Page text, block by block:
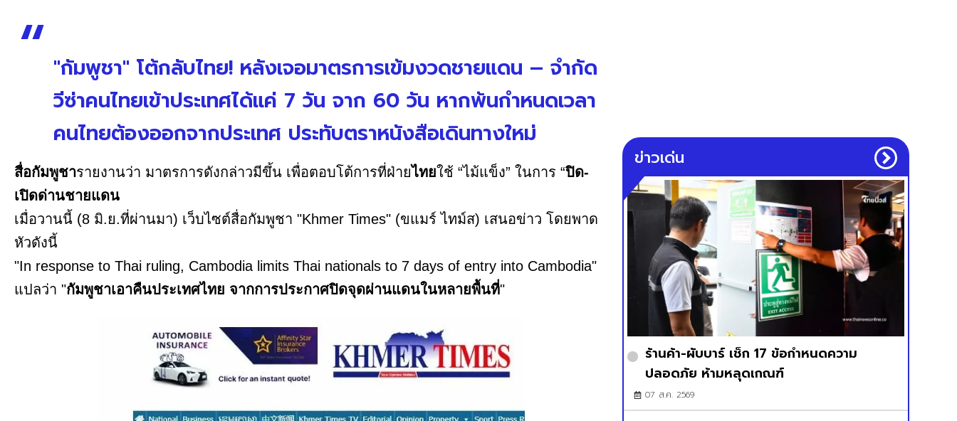
"กัมพูชา" โต้กลับไทย! หลังเจอมาตรการเข้มงวดชายแดน – จำกัด
วีซ่าคนไทยเข้าประเทศได้แค่ 7 วัน จาก 60 วัน หากพ้นกำหนดเวลา
คนไทยต้องออกจากประเทศ ประทับตราหนังสือเดินทางใหม่
สื่อกัมพูชารายงานว่า มาตรการดังกล่าวมีขึ้น เพื่อตอบโต้การที่ฝ่ายไทยใช้ “ไม้แข็ง” ในการ “ปิด-
เปิดด่านชายแดน
เมื่อวานนี้ (8 มิ.ย.ที่ผ่านมา) เว็บไซต์สื่อกัมพูชา "Khmer Times" (ขแมร์ ไทม์ส) เสนอข่าว โดยพาด
หัวดังนี้
"In response to Thai ruling, Cambodia limits Thai nationals to 7 days of entry into Cambodia"
แปลว่า "กัมพูชาเอาคืนประเทศไทย จากการประกาศปิดจุดผ่านแดนในหลายพื้นที่"
ข่าวเด่น
ร้านค้า-ผับบาร์ เช็ก 17 ข้อกำหนดความ
ปลอดภัย ห้ามหลุดเกณฑ์
07 ส.ค. 2569